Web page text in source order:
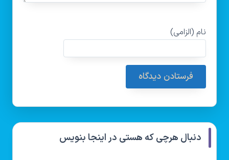
نام (الزامی)
دنبال هرچی که هستی در اینجا بنویس